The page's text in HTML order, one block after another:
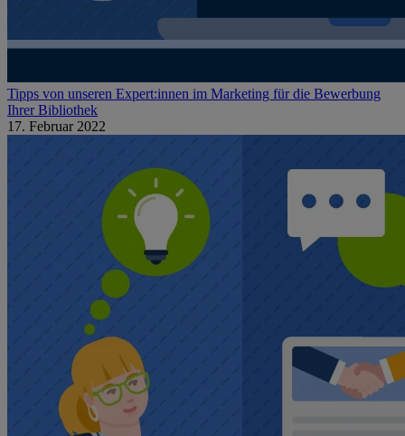
Tipps von unseren Expert:innen im Marketing für die Bewerbung
Ihrer Bibliothek
17. Februar 2022